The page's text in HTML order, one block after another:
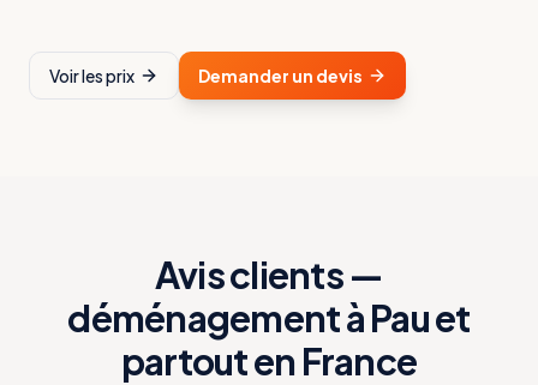
Voir les prix Demander un devis
Avis clients —
déménagement à Pau et
partout en France